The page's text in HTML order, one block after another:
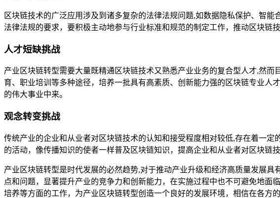
区块链技术的广泛应用涉及到诸多复杂的法律法规问题,如数据隐私保护、智
法律法规的要求，要积极主动地参与行业标准和规范的制定工作，推动区块链
人才短缺挑战
产业区块链转型需要大量既精通区块链技术又熟悉产业业务的复合型人才,然
育、职业培训等多种途径，培养一批具有高素质、创新能力强的区块链专业
的伟大事业中来。
观念转变挑战
传统产业的企业和从业者对区块链技术的认知和接受程度相对较低,存在着一
的活动，像传播知识的使者一样普及区块链知识，提高企业和从业者对区块链
产业区块链转型是时代发展的必然趋势,对于推动产业升级和经济高质量发展
点和问题，显著提升产业的竞争力和创新能力，在实施过程中也不可避免地
培养等方面的工作，为产业区块链转型创造一个良好的发展环境，相信在各